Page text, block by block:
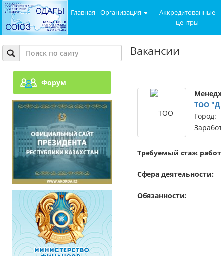
Главная Организация
Аккредитованные
центры
Форум
Вакансии
ТОО
Город:
Требуемый стаж
Сфера деятельности:
Обязанности: